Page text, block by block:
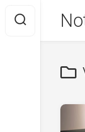
contenido